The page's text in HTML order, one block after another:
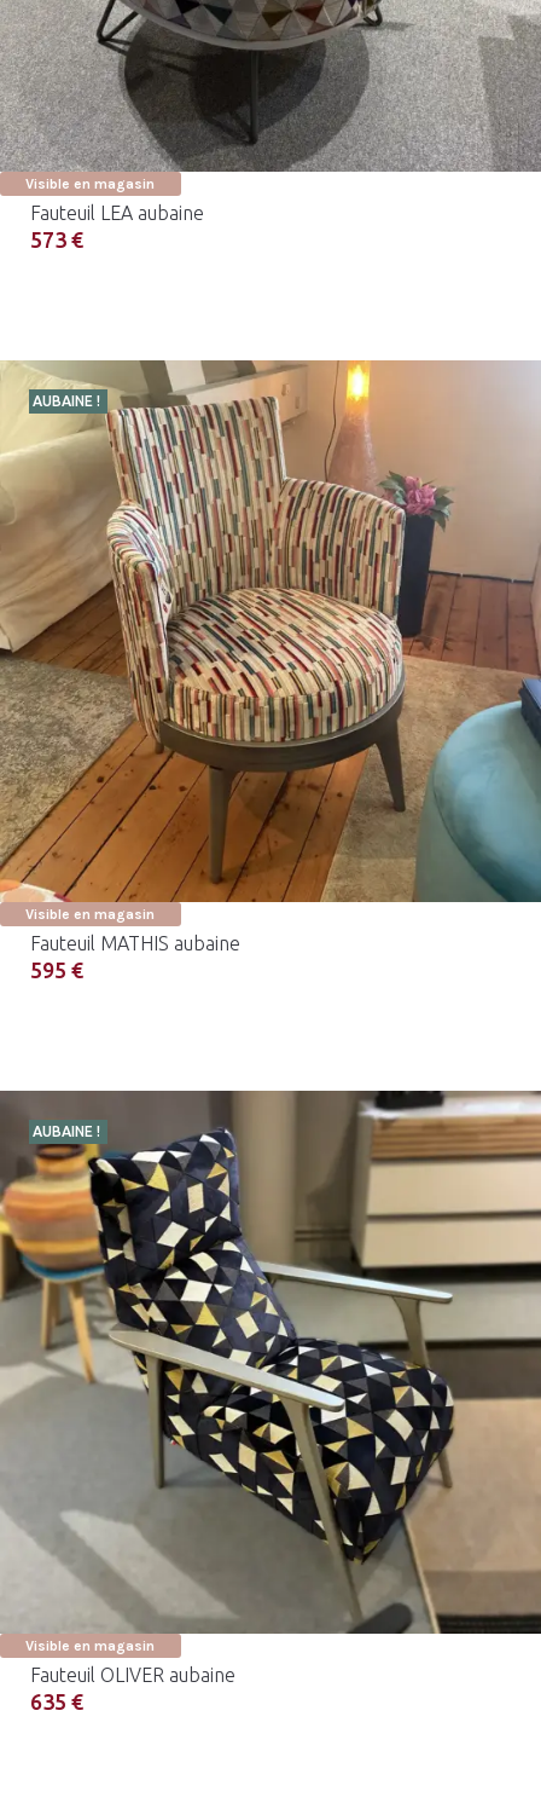
Visible en magasin
Fauteuil LEA aubaine
573 €
AUBAINE !
Visible en magasin
Fauteuil MATHIS aubaine
595 €
AUBAINE !
Visible en magasin
Fauteuil OLIVER aubaine
635 €